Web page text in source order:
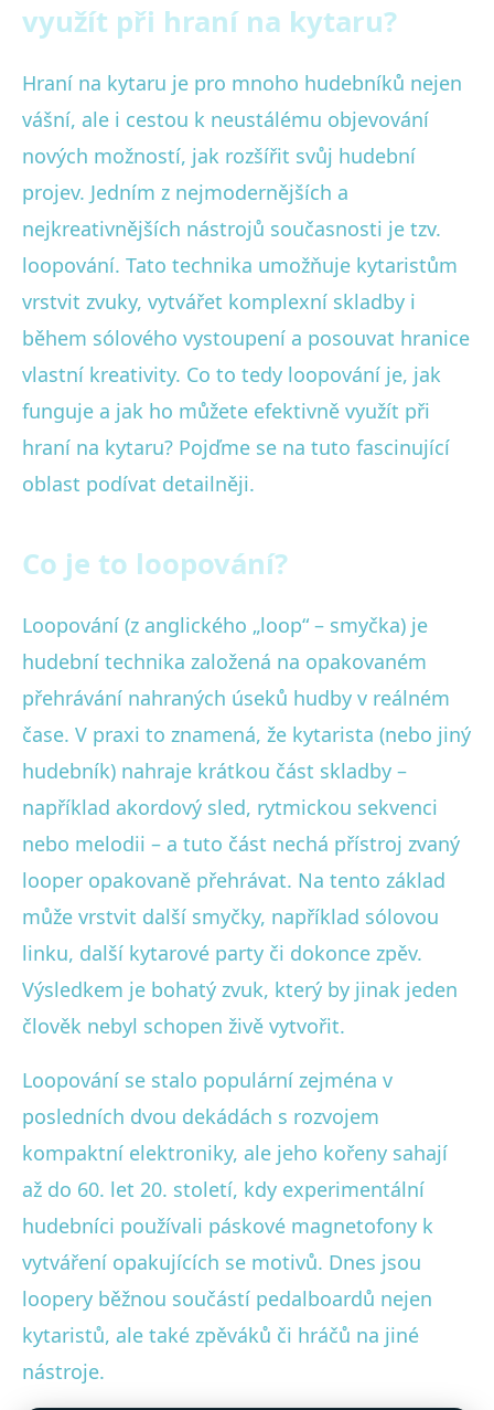
využít při hraní na kytaru?
Hraní na kytaru je pro mnoho hudebníků nejen
vášní, ale i cestou k neustálému objevování
nových možností, jak rozšířit svůj hudební
projev. Jedním z nejmodernějších a
nejkreativnějších nástrojů současnosti je tzv.
loopování. Tato technika umožňuje kytaristům
vrstvit zvuky, vytvářet komplexní skladby i
během sólového vystoupení a posouvat hranice
vlastní kreativity. Co to tedy loopování je, jak
funguje a jak ho můžete efektivně využít při
hraní na kytaru? Pojďme se na tuto fascinující
oblast podívat detailněji.
Co je to loopování?
Loopování (z anglického „loop“ – smyčka) je
hudební technika založená na opakovaném
přehrávání nahraných úseků hudby v reálném
čase. V praxi to znamená, že kytarista (nebo jiný
hudebník) nahraje krátkou část skladby –
například akordový sled, rytmickou sekvenci
nebo melodii – a tuto část nechá přístroj zvaný
looper opakovaně přehrávat. Na tento základ
může vrstvit další smyčky, například sólovou
linku, další kytarové party či dokonce zpěv.
Výsledkem je bohatý zvuk, který by jinak jeden
člověk nebyl schopen živě vytvořit.
Loopování se stalo populární zejména v
posledních dvou dekádách s rozvojem
kompaktní elektroniky, ale jeho kořeny sahají
až do 60. let 20. století, kdy experimentální
hudebníci používali páskové magnetofony k
vytváření opakujících se motivů. Dnes jsou
loopery běžnou součástí pedalboardů nejen
kytaristů, ale také zpěváků či hráčů na jiné
nástroje.